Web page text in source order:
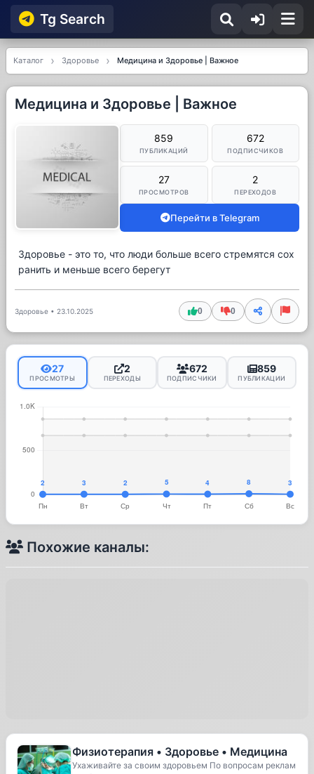
Tg Searсh
Каталог Здоровье Медицина и Здоровье | Важное
Медицина и Здоровье | Важное
859
ПУБЛИКАЦИЙ
672
ПОДПИСЧИКОВ
27
ПРОСМОТРОВ
2
ПЕРЕХОДОВ
Перейти в Telegram
Здоровье - это то, что люди больше всего стремятся сох
ранить и меньше всего берегут
Здоровье • 23.10.2025 0 0
27
ПРОСМОТРЫ
2
ПЕРЕХОДЫ
672
ПОДПИСЧИКИ
859
ПУБЛИКАЦИИ
Похожие каналы:
Физиотерапия • Здоровье • Медицина
Ухаживайте за своим здоровьем По вопросам реклам